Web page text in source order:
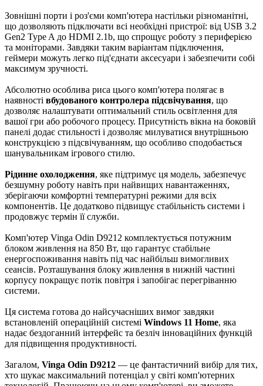
Зовнішні порти і роз'єми комп'ютера настільки різноманітні,
що дозволяють підключати всі необхідні пристрої: від USB 3.2
Gen2 Type A до HDMI 2.1b, що спрощує роботу з периферією
та моніторами. Завдяки таким варіантам підключення,
геймери можуть легко під'єднати аксесуари і забезпечити собі
максимум зручності.
Абсолютно особлива риса цього комп'ютера полягає в
наявності вбудованого контролера підсвічування, що
дозволяє налаштувати оптимальний стиль освітлення для
вашої гри або робочого процесу. Присутність вікна на боковій
панелі додає стильності і дозволяє милуватися внутрішньою
конструкцією з підсвічуванням, що особливо сподобається
шанувальникам ігрового стилю.
Рідинне охолодження, яке підтримує ця модель, забезпечує
безшумну роботу навіть при найвищих навантаженнях,
зберігаючи комфортні температурні режими для всіх
компонентів. Це додатково підвищує стабільність системи і
продовжує термін її служби.
Комп'ютер Vinga Odin D9212 комплектується потужним
блоком живлення на 850 Вт, що гарантує стабільне
енергоспоживання навіть під час найбільш вимогливих
сеансів. Розташування блоку живлення в нижній частині
корпусу покращує потік повітря і запобігає перегріванню
системи.
Ця система готова до найсучасніших вимог завдяки
встановленій операційній системі Windows 11 Home, яка
надає бездоганний інтерфейс та безліч інноваційних функцій
для підвищення продуктивності.
Загалом, Vinga Odin D9212 — це фантастичний вибір для тих,
хто шукає максимальний потенціал у світі комп'ютерних